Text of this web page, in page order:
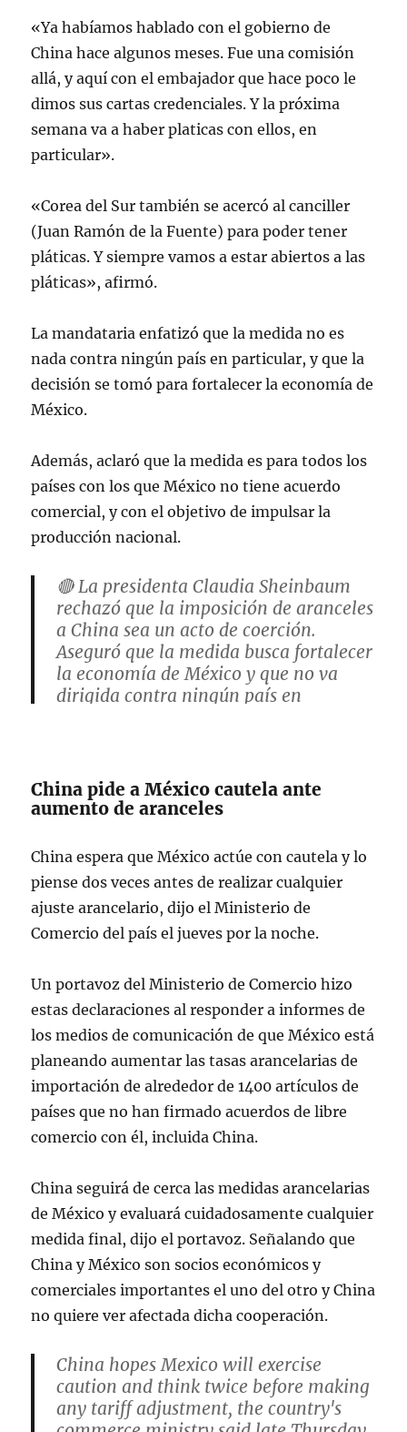
«Ya habíamos hablado con el gobierno de
China hace algunos meses. Fue una comisión
allá, y aquí con el embajador que hace poco le
dimos sus cartas credenciales. Y la próxima
semana va a haber platicas con ellos, en
particular».
«Corea del Sur también se acercó al canciller
(Juan Ramón de la Fuente) para poder tener
pláticas. Y siempre vamos a estar abiertos a las
pláticas», afirmó.
La mandataria enfatizó que la medida no es
nada contra ningún país en particular, y que la
decisión se tomó para fortalecer la economía de
México.
Además, aclaró que la medida es para todos los
países con los que México no tiene acuerdo
comercial, y con el objetivo de impulsar la
producción nacional.
🔴 La presidenta Claudia Sheinbaum
rechazó que la imposición de aranceles
a China sea un acto de coerción.
Aseguró que la medida busca fortalecer
la economía de México y que no va
dirigida contra ningún país en
coerción ni nada…
pic.twitter.com/az4PsQNnqg
— Azucena Uresti (@azucenau)
September 12, 2025
China pide a México cautela ante
aumento de aranceles
China espera que México actúe con cautela y lo
piense dos veces antes de realizar cualquier
ajuste arancelario, dijo el Ministerio de
Comercio del país el jueves por la noche.
Un portavoz del Ministerio de Comercio hizo
estas declaraciones al responder a informes de
los medios de comunicación de que México está
planeando aumentar las tasas arancelarias de
importación de alrededor de 1400 artículos de
países que no han firmado acuerdos de libre
comercio con él, incluida China.
China seguirá de cerca las medidas arancelarias
de México y evaluará cuidadosamente cualquier
medida final, dijo el portavoz. Señalando que
China y México son socios económicos y
comerciales importantes el uno del otro y China
no quiere ver afectada dicha cooperación.
China hopes Mexico will exercise
caution and think twice before making
any tariff adjustment, the country's